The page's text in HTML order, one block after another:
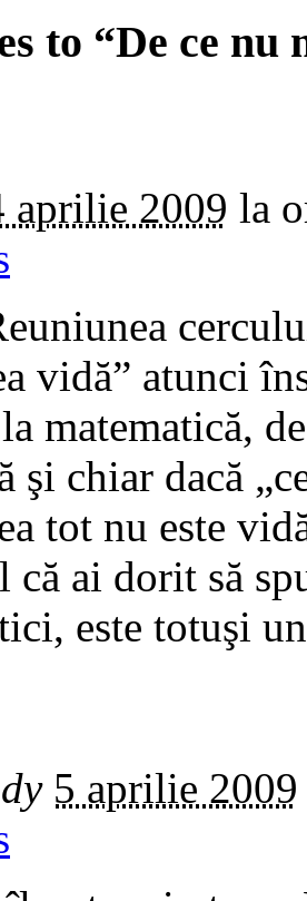
to “De ce
aprilie 2009 la
vidă” atunci
matematică,
şi chiar dacă
tot nu este
că ai dorit să
este totuşi
5 aprilie 2009